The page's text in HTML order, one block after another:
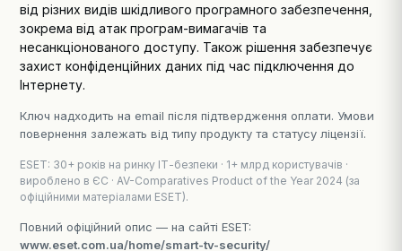
від різних видів шкідливого програмного забезпечення,
зокрема від атак програм-вимагачів та
несанкціонованого доступу. Також рішення забезпечує
захист конфіденційних даних під час підключення до
Інтернету.
Ключ надходить на email після підтвердження оплати. Умови
повернення залежать від типу продукту та статусу ліцензії.
ESET: 30+ років на ринку ІТ-безпеки · 1+ млрд користувачів ·
вироблено в ЄС · AV-Comparatives Product of the Year 2024 (за
офіційними матеріалами ESET).
Повний офіційний опис — на сайті ESET:
www.eset.com.ua/home/smart-tv-security/